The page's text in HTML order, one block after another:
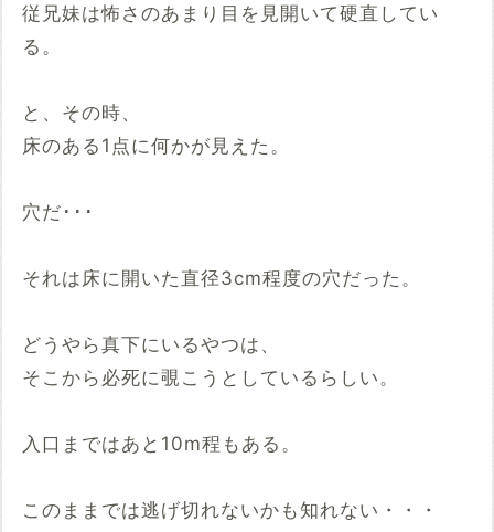
従兄妹は怖さのあまり目を見開いて硬直してい
る。
と、その時、
床のある1点に何かが見えた。
穴だ･･･
それは床に開いた直径3cm程度の穴だった。
どうやら真下にいるやつは、
そこから必死に覗こうとしているらしい。
入口まではあと10m程もある。
このままでは逃げ切れないかも知れない・・・